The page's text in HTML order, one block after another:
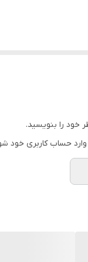
خود را بنویسید.
وارد حساب کاربری خود